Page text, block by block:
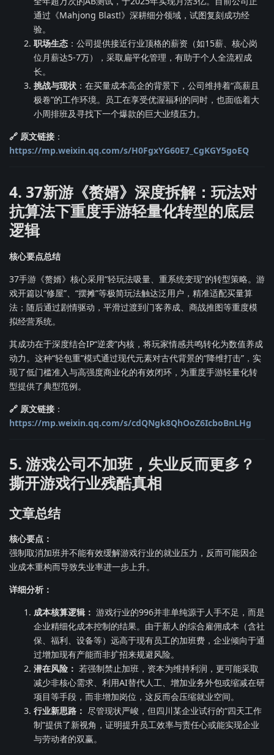
通过《Mahjong Blast!》深耕细分领域，试图复刻成功经
验。
职场生态 ：公司提供接近行业顶格的薪资（如15薪、核心岗
位月薪达5-7万），采取扁平化管理，有助于个人全流程成
长。
挑战与现状 ：在买量成本高企的背景下，公司维持着“高薪且
极卷”的工作环境。员工在享受优渥福利的同时，也面临着大
小周排班及寻找下一个爆款的巨大业绩压力。
🔗 原文链接 ：
https://mp.weixin.qq.com/s/H0FgxYG60E7_CgKGY5goEQ
4. 37新游《赘婿》深度拆解：玩法对
抗算法下重度手游轻量化转型的底层
逻辑
核心要点总结
37手游《赘婿》核心采用“轻玩法吸量、重系统变现”的转型策略。游
戏开篇以“修屋”、“摆摊”等极简玩法触达泛用户，精准适配买量算
法；随后通过剧情驱动，平滑过渡到门客养成、商战推图等重度模
拟经营系统。
其成功在于深度结合IP“逆袭”内核，将玩家情感共鸣转化为数值养成
动力。这种“轻包重”模式通过现代元素对古代背景的“降维打击”，实
现了低门槛准入与高强度商业化的有效闭环，为重度手游轻量化转
型提供了典型范例。
🔗 原文链接 ：
https://mp.weixin.qq.com/s/cdQNgk8QhOoZ6IcboBnLHg
5. 游戏公司不加班，失业反而更多？
撕开游戏行业残酷真相
文章总结
核心要点：
强制取消加班并不能有效缓解游戏行业的就业压力，反而可能因企
业成本重构而导致失业率进一步上升。
详细分析：
成本核算逻辑： 游戏行业的996并非单纯源于人手不足，而是
企业精细化成本控制的结果。由于新人的综合雇佣成本（含社
保、福利、设备等）远高于现有员工的加班费，企业倾向于通
过增加现有产能而非扩招来规避风险。
潜在风险： 若强制禁止加班，资本为维持利润，更可能采取
减少非核心需求、利用AI替代人工、增加业务外包或缩减在研
项目等手段，而非增加岗位，这反而会压缩就业空间。
行业新思路： 尽管现状严峻，但四川某企业试行的“四天工作
制”提供了新视角，证明提升员工效率与责任心或能实现企业
与劳动者的双赢。